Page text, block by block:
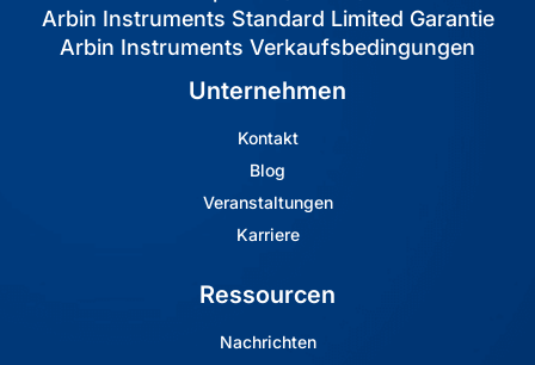
Arbin Instruments Standard Limited Garantie
Arbin Instruments Verkaufsbedingungen
Unternehmen
Kontakt
Blog
Veranstaltungen
Karriere
Ressourcen
Nachrichten